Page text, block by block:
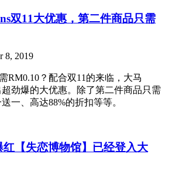
双11大优惠，第二件商品只需
8, 2019
RM0.10？配合双11的来临，大马
超劲爆的大优惠。除了第二件商品只需
一、高达88%的折扣等等。
红【失恋博物馆】已经登入大